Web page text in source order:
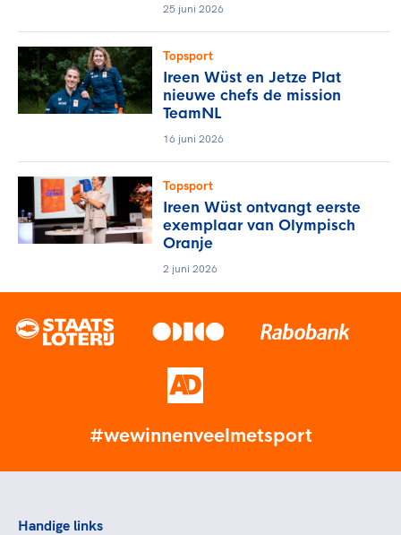
25 juni 2026
Topsport
Ireen Wüst en Jetze Plat
nieuwe chefs de mission
TeamNL
16 juni 2026
Topsport
Ireen Wüst ontvangt eerste
exemplaar van Olympisch
Oranje
2 juni 2026
#wewinnenveelmetsport
Handige links